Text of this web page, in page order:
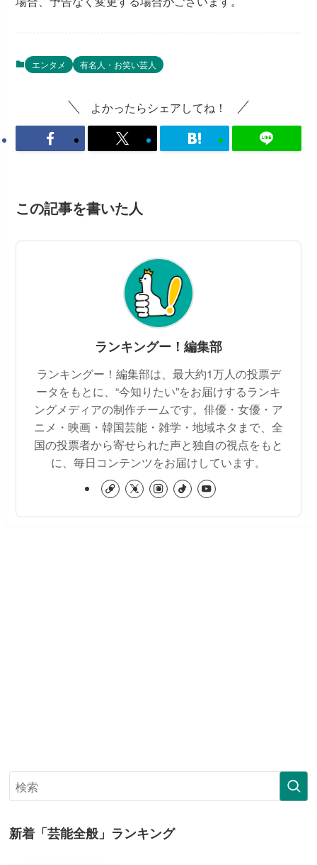
エンタメ 有名人・お笑い芸人
よかったらシェアしてね！
この記事を書いた人
ランキングー！編集部
ランキングー！編集部は、最大約1万人の投票デ
ータをもとに、“今知りたい”をお届けするランキ
ングメディアの制作チームです。俳優・女優・ア
ニメ・映画・韓国芸能・雑学・地域ネタまで、全
国の投票者から寄せられた声と独自の視点をもと
に、毎日コンテンツをお届けしています。
新着「芸能全般」ランキング